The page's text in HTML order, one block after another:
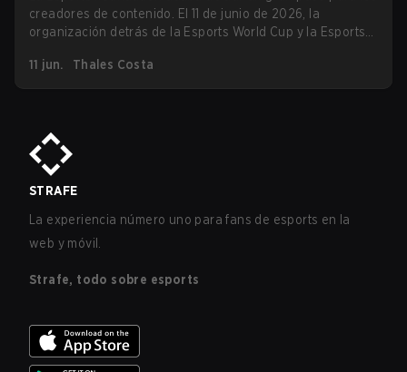
creadores de contenido. El 11 de junio de 2026, la
organización detrás de la Esports World Cup y la Esports
Creator Program 2026, la mayor iniciativa de co-streaming
que ha visto el esports, respaldada con una inversión de
11 jun. Thales Costa
STRAFE
La experiencia número uno para fans de esports en la
web y móvil.
Strafe, todo sobre esports